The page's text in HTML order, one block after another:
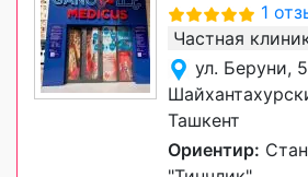
1
Частная
ул. Беруни,
Ташкент
Ориентир: